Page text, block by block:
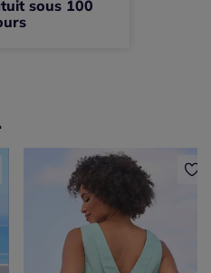
sous 100